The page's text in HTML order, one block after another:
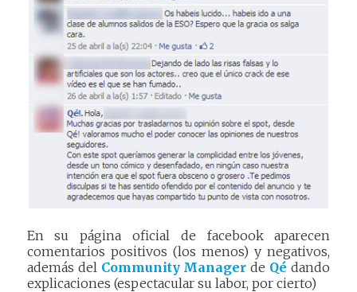
En su página oficial de facebook aparecen
comentarios positivos (los menos) y negativos,
además del Community Managerde Qé dando
explicaciones (espectacular su labor, por cierto)